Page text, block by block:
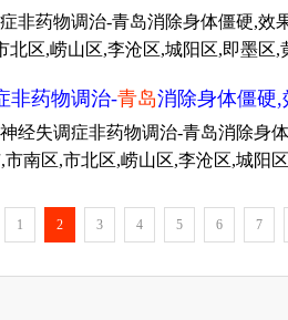
非药物调治-青岛消除身体僵硬,效
北区,崂山区,李沧区,城阳区,即墨
非药物调治-青岛消除身体僵硬
经失调症非药物调治-青岛消除身
市南区,市北区,崂山区,李沧区,城阳
1 2 3 4 5 6 7